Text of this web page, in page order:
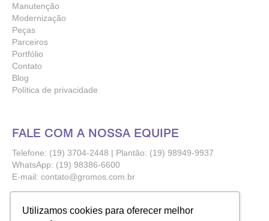
Utilizamos cookies para oferecer melhor
Manutenção
Modernização
Peças
Parceiros
Portfólio
Contato
Blog
Política de privacidade
FALE COM A NOSSA EQUIPE
Telefone: (19) 3704-2448 | Plantão: (19) 98949-9937
WhatsApp: (19) 98386-6600
E-mail: contato@gromos.com.br